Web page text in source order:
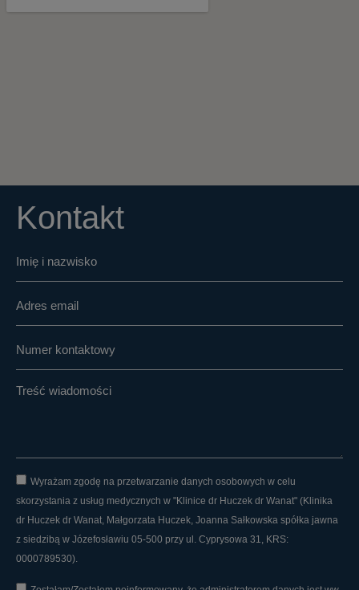
Kontakt
Wyrażam zgodę na przetwarzanie danych osobowych w celu
skorzystania z usług medycznych w "Klinice dr Huczek dr Wanat" (Klinika
dr Huczek dr Wanat, Małgorzata Huczek, Joanna Sałkowska spółka jawna
z siedzibą w Józefosławiu 05-500 przy ul. Cyprysowa 31, KRS:
0000789530).